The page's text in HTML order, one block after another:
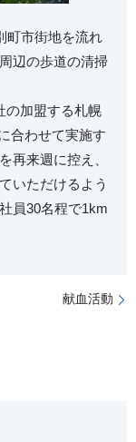
町市街地を流れ
辺の歩道の清掃
の加盟する札幌
合わせて実施す
再来週に控え、
いただけるよう
員30名程で1km
献血活動